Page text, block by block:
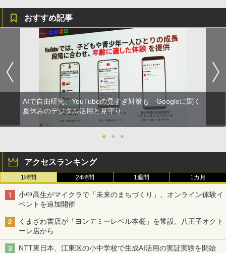
おすすめ記事
AIで自由研究、YouTubeの見すぎ対策も Googleに聞く
夏休みのデジタル活用と見守り
● ● ●
アクセスランキング
1時間 24時間 1週間 1カ月
小中高生がマイクラで「未来のまちづくり」、オンライン体験イ
ベントを追加開催
くまざわ書店が「ヨンデミーレベル本棚」を常設、八王子オクト
ーレ店から
NTT東日本、江東区の小中学校で生成AI活用の実証実験を開始